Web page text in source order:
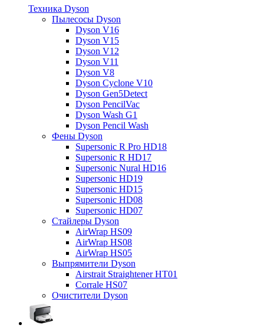
Техника Dyson
Пылесосы Dyson
Dyson V16
Dyson V15
Dyson V12
Dyson V11
Dyson V8
Dyson Cyclone V10
Dyson Gen5Detect
Dyson PencilVac
Dyson Wash G1
Dyson Pencil Wash
Фены Dyson
Supersonic R Pro HD18
Supersonic R HD17
Supersonic Nural HD16
Supersonic HD19
Supersonic HD15
Supersonic HD08
Supersonic HD07
Стайлеры Dyson
AirWrap HS09
AirWrap HS08
AirWrap HS05
Выпрямители Dyson
Airstrait Straightener HT01
Corrale HS07
Очистители Dyson